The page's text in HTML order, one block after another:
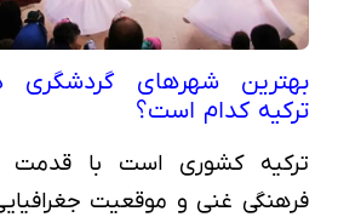
بهترین شهرهای گردشگری
ترکیه کدام است؟
ترکیه کشوری است با قدمت
فرهنگی غنی و موقعیت